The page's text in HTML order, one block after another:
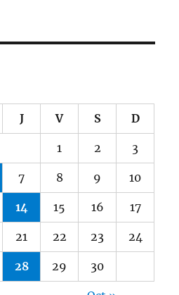
J V S D
1 2 3
7 8 9 10
14 15 16 17
21 22 23 24
28 29 30